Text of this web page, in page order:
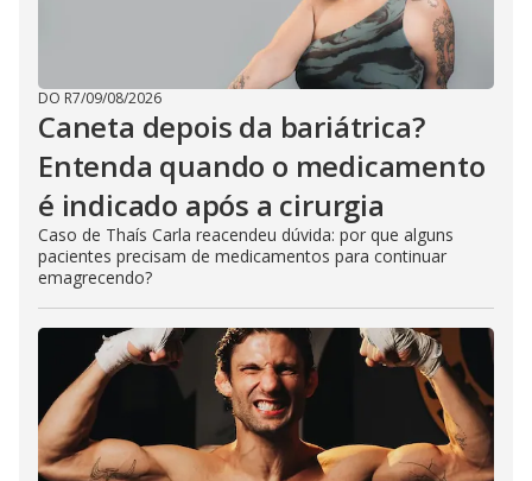
DO R7/09/08/2026
Caneta depois da bariátrica?
Entenda quando o medicamento
é indicado após a cirurgia
Caso de Thaís Carla reacendeu dúvida: por que alguns
pacientes precisam de medicamentos para continuar
emagrecendo?